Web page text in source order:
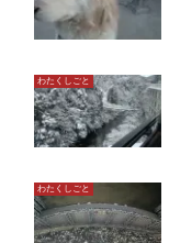
わたくしごと
わたくしごと